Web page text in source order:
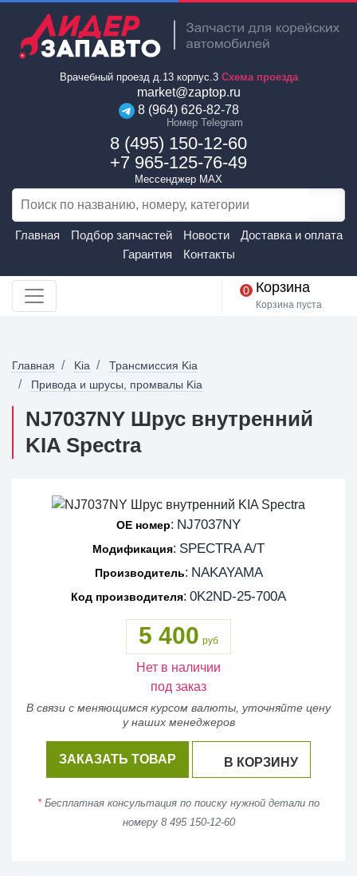
Врачебный проезд д.13 корпус.3 Схема проезда
market@zaptop.ru
8 (964) 626-82-78
Номер Telegram
8 (495) 150-12-60
+7 965-125-76-49
Мессенджер MAX
Главная Подбор запчастей Новости
Доставка и оплата
Гарантия
Контакты
0 Корзина
Корзина пуста
Главная Kia
Трансмиссия Kia
Привода и шрусы, промвалы Kia
NJ7037NY Шрус внутренний
KIA Spectra
OE номер: NJ7037NY
Модификация: SPECTRA A/T
Производитель: NAKAYAMA
Код производителя: 0K2ND-25-700A
5 400 руб
Нет в наличии
под заказ
В связи с меняющимся курсом валюты, уточняйте цену
у наших менеджеров
ЗАКАЗАТЬ ТОВАР В КОРЗИНУ
*Бесплатная консультация по поиску нужной детали по
номеру 8 495 150-12-60